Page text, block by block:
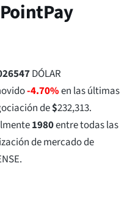
DÓLAR
-4.70%en las últimas
de$232,313.
1980entre todas las
de mercado de